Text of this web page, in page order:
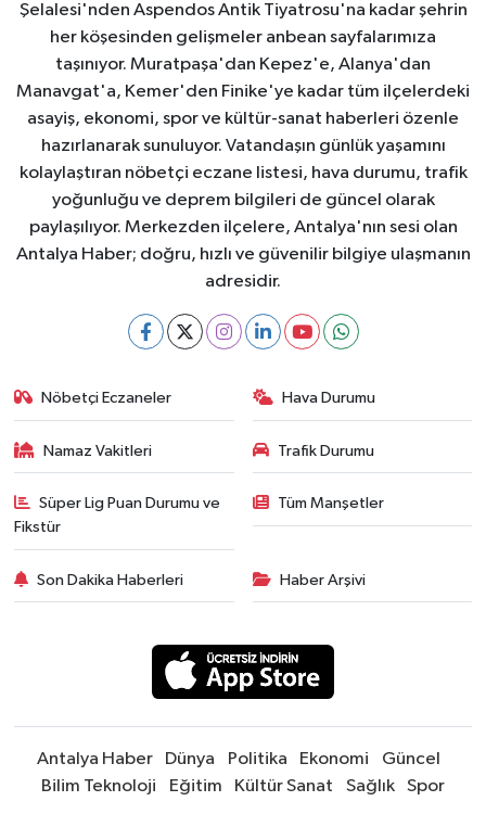
Şelalesi'nden Aspendos Antik Tiyatrosu'na kadar şehrin
her köşesinden gelişmeler anbean sayfalarımıza
taşınıyor. Muratpaşa'dan Kepez'e, Alanya'dan
Manavgat'a, Kemer'den Finike'ye kadar tüm ilçelerdeki
asayiş, ekonomi, spor ve kültür-sanat haberleri özenle
hazırlanarak sunuluyor. Vatandaşın günlük yaşamını
kolaylaştıran nöbetçi eczane listesi, hava durumu, trafik
yoğunluğu ve deprem bilgileri de güncel olarak
paylaşılıyor. Merkezden ilçelere, Antalya'nın sesi olan
Antalya Haber; doğru, hızlı ve güvenilir bilgiye ulaşmanın
adresidir.
Nöbetçi Eczaneler Hava Durumu
Namaz Vakitleri Trafik Durumu
Süper Lig Puan Durumu ve
Fikstür
Tüm Manşetler
Son Dakika Haberleri Haber Arşivi
Antalya Haber Dünya Politika Ekonomi
Güncel
Bilim Teknoloji
Eğitim Kültür Sanat Sağlık Spor